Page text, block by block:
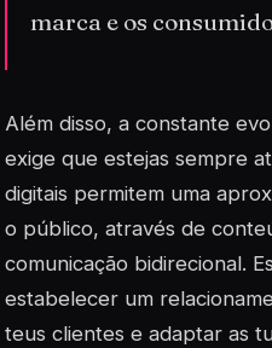
marca e os
Além disso, a constante
exige que estejas sempre
digitais permitem uma
o público, através de
comunicação bidirecional.
estabelecer um
teus clientes e adaptar as